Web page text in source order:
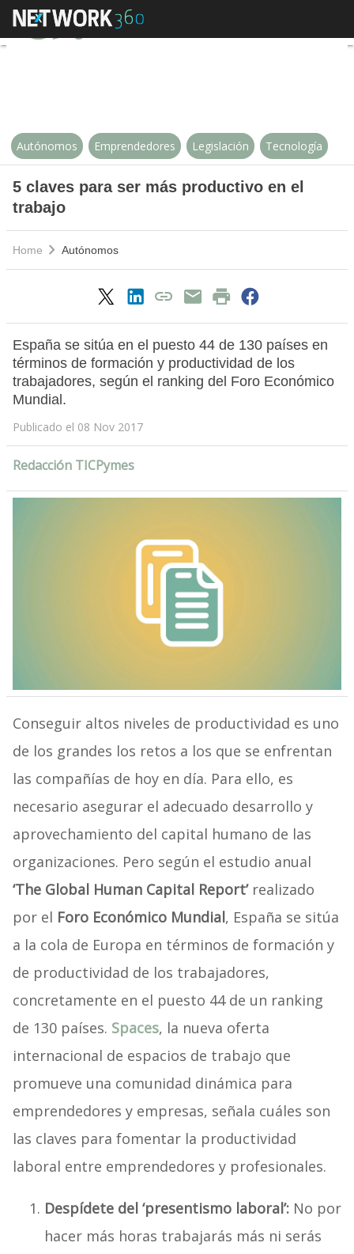
5 claves para ser más
Autónomos Emprendedores Legislación Tecnología
5 claves para ser más productivo en el
trabajo
Home Autónomos
España se sitúa en el puesto 44 de 130 países en
términos de formación y productividad de los
trabajadores, según el ranking del Foro Económico
Mundial.
Publicado el 08 Nov 2017
Redacción TICPymes
Conseguir altos niveles de productividad es uno
de los grandes los retos a los que se enfrentan
las compañías de hoy en día. Para ello, es
necesario asegurar el adecuado desarrollo y
aprovechamiento del capital humano de las
organizaciones. Pero según el estudio anual
‘The Global Human Capital Report’ realizado
por el Foro Económico Mundial, España se sitúa
a la cola de Europa en términos de formación y
de productividad de los trabajadores,
concretamente en el puesto 44 de un ranking
de 130 países. Spaces, la nueva oferta
internacional de espacios de trabajo que
promueve una comunidad dinámica para
emprendedores y empresas, señala cuáles son
las claves para fomentar la productividad
laboral entre emprendedores y profesionales.
Despídete del ‘presentismo laboral’: No por
hacer más horas trabajarás más ni serás